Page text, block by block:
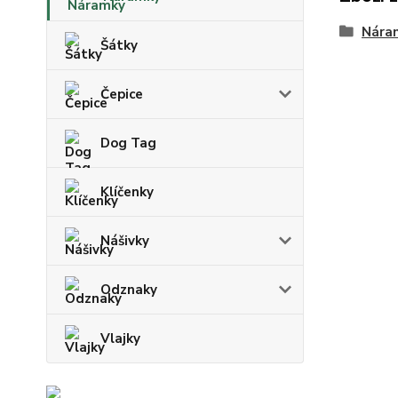
Šátky
Čepice
Dog Tag
Klíčenky
Nášivky
Odznaky
Vlajky